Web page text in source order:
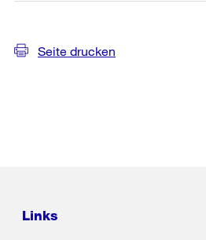
Seite drucken
Links